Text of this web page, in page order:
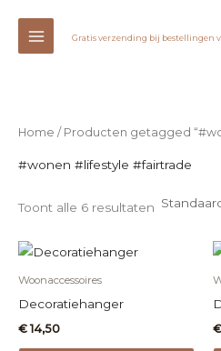
Gratis verzending bij bestellingen
Home / Producten getagged
#wonen #lifestyle #fairtrade
Toont alle 6 resultaten
Woonaccessoires
Decoratiehanger
€14,50 €